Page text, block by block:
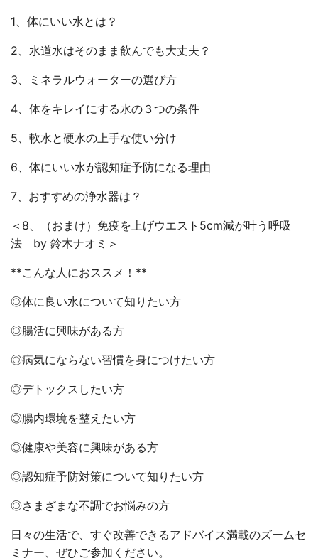
1、体にいい水とは？
2、水道水はそのまま飲んでも大丈夫？
3、ミネラルウォーターの選び方
4、体をキレイにする水の３つの条件
5、軟水と硬水の上手な使い分け
6、体にいい水が認知症予防になる理由
7、おすすめの浄水器は？
＜8、（おまけ）免疫を上げウエスト5cm減が叶う呼吸
法 by 鈴木ナオミ＞
**こんな人におススメ！**
◎体に良い水について知りたい方
◎腸活に興味がある方
◎病気にならない習慣を身につけたい方
◎デトックスしたい方
◎腸内環境を整えたい方
◎健康や美容に興味がある方
◎認知症予防対策について知りたい方
◎さまざまな不調でお悩みの方
日々の生活で、すぐ改善できるアドバイス満載のズームセ
ミナー、ぜひご参加ください。